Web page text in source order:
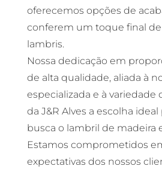
oferecemos opções de
conferem um toque final
lambris.
Nossa dedicação em
de alta qualidade, aliada à
especializada e à variedade
da J&R Alves a escolha
busca o lambril de madeira
Estamos comprometidos
expectativas dos nossos